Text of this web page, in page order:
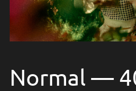
Normal —